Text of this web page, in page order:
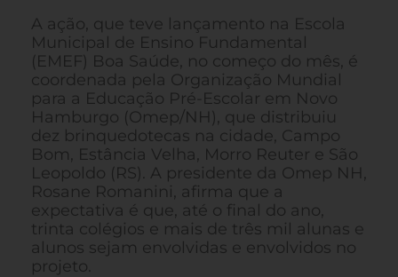
A ação, que teve lançamento na Escola
Municipal de Ensino Fundamental
(EMEF) Boa Saúde, no começo do mês, é
coordenada pela Organização Mundial
para a Educação Pré-Escolar em Novo
Hamburgo (Omep/NH), que distribuiu
dez brinquedotecas na cidade, Campo
Bom, Estância Velha, Morro Reuter e São
Leopoldo (RS). A presidente da Omep NH,
Rosane Romanini, afirma que a
expectativa é que, até o final do ano,
trinta colégios e mais de três mil alunas e
alunos sejam envolvidas e envolvidos no
projeto.